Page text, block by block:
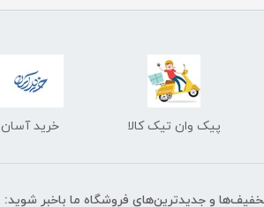
پیک وان تیک کالا خرید آسان
و جدیدترین‌های فروشگاه ما باخبر شوید: